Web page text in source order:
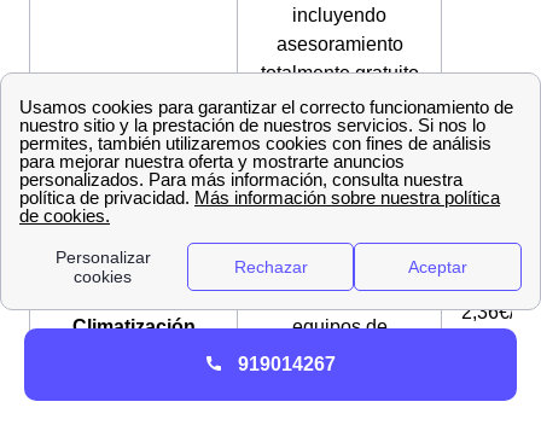
incluyendo
asesoramiento
totalmente gratuito
Protección
Electrodomésticos
10
Reparaciones de
electrodomésticos
de cocina y televisor
Climatización
Asistencia 24 horas
para tu instalación y
equipos de
climatización
2,36€/
919014267